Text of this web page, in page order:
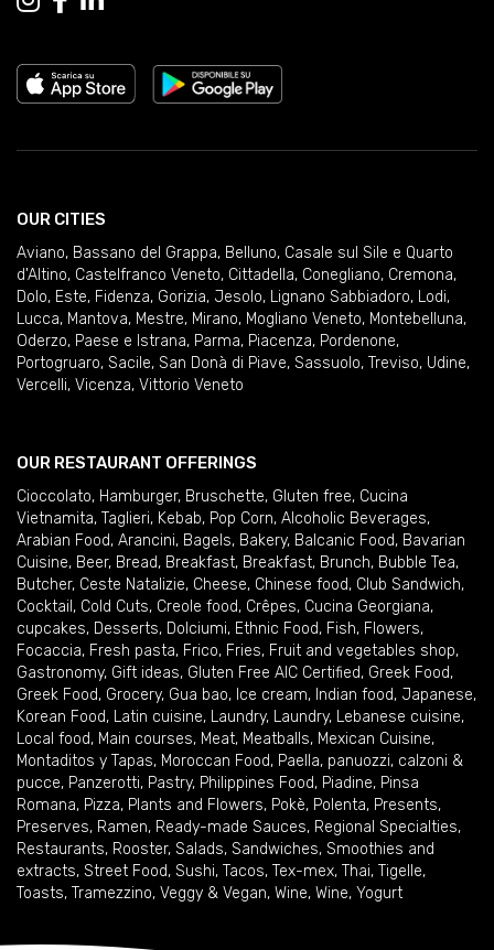
OUR CITIES
Aviano, Bassano del Grappa, Belluno, Casale sul Sile e Quarto
d'Altino, Castelfranco Veneto, Cittadella, Conegliano, Cremona,
Dolo, Este, Fidenza, Gorizia, Jesolo, Lignano Sabbiadoro, Lodi,
Lucca, Mantova, Mestre, Mirano, Mogliano Veneto, Montebelluna,
Oderzo, Paese e Istrana, Parma, Piacenza, Pordenone,
Portogruaro, Sacile, San Donà di Piave, Sassuolo, Treviso, Udine,
Vercelli, Vicenza, Vittorio Veneto
OUR RESTAURANT OFFERINGS
Cioccolato, Hamburger, Bruschette, Gluten free, Cucina
Vietnamita, Taglieri, Kebab, Pop Corn, Alcoholic Beverages,
Arabian Food, Arancini, Bagels, Bakery, Balcanic Food, Bavarian
Cuisine, Beer, Bread, Breakfast, Breakfast, Brunch, Bubble Tea,
Butcher, Ceste Natalizie, Cheese, Chinese food, Club Sandwich,
Cocktail , Cold Cuts, Creole food, Crêpes, Cucina Georgiana,
cupcakes, Desserts, Dolciumi, Ethnic Food, Fish, Flowers,
Focaccia, Fresh pasta, Frico, Fries, Fruit and vegetables shop,
Gastronomy, Gift ideas, Gluten Free AIC Certified, Greek Food,
Greek Food, Grocery, Gua bao, Ice cream, Indian food, Japanese,
Korean Food, Latin cuisine, Laundry, Laundry, Lebanese cuisine,
Local food, Main courses, Meat, Meatballs, Mexican Cuisine,
Montaditos y Tapas, Moroccan Food, Paella, panuozzi, calzoni &
pucce, Panzerotti, Pastry, Philippines Food, Piadine, Pinsa
Romana, Pizza, Plants and Flowers, Pokè, Polenta, Presents,
Preserves, Ramen, Ready-made Sauces, Regional Specialties,
Restaurants, Rooster, Salads, Sandwiches, Smoothies and
extracts, Street Food, Sushi, Tacos, Tex-mex, Thai, Tigelle,
Toasts, Tramezzino, Veggy & Vegan, Wine, Wine, Yogurt